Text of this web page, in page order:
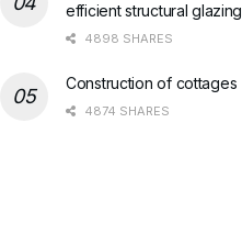
efficient structural glazing
4898 SHARES
Construction of cottages
4874 SHARES